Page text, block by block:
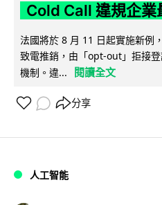
Cold Call 違規企
法國將於 8 月 11 日起實施新例
致電推銷，由「opt-out」拒接
機制。違...
閱讀全文
分享
人工智能